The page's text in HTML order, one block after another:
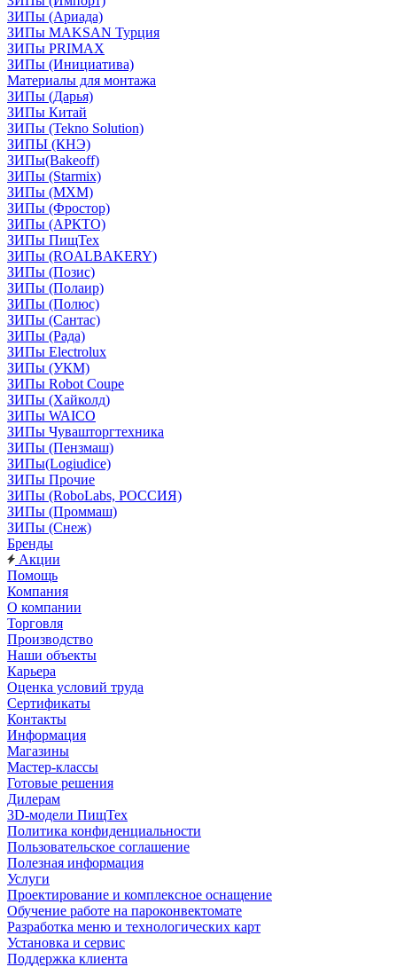
ЗИПы (Ариада)
ЗИПы MAKSAN Турция
ЗИПы PRIMAX
ЗИПы (Инициатива)
Материалы для монтажа
ЗИПы (Дарья)
ЗИПы Китай
ЗИПы (Tekno Solution)
ЗИПЫ (КНЭ)
ЗИПы(Bakeoff)
ЗИПы (Starmix)
ЗИПы (МХМ)
ЗИПы (Фростор)
ЗИПы (АРКТО)
ЗИПы ПищТех
ЗИПы (ROALBAKERY)
ЗИПы (Позис)
ЗИПы (Полаир)
ЗИПы (Полюс)
ЗИПы (Сантас)
ЗИПы (Рада)
ЗИПы Electrolux
ЗИПы (УКМ)
ЗИПы Robot Coupe
ЗИПы (Хайколд)
ЗИПы WAICO
ЗИПы Чувашторгтехника
ЗИПы (Пензмаш)
ЗИПы(Logiudice)
ЗИПы Прочие
ЗИПы (RoboLabs, РОССИЯ)
ЗИПы (Проммаш)
ЗИПы (Снеж)
Бренды
Акции
Помощь
Компания
О компании
Торговля
Производство
Наши объекты
Карьера
Оценка условий труда
Сертификаты
Контакты
Информация
Магазины
Мастер-классы
Готовые решения
Дилерам
3D-модели ПищТех
Политика конфиденциальности
Пользовательское соглашение
Полезная информация
Услуги
Проектирование и комплексное оснащение
Обучение работе на пароконвектомате
Разработка меню и технологических карт
Установка и сервис
Поддержка клиента